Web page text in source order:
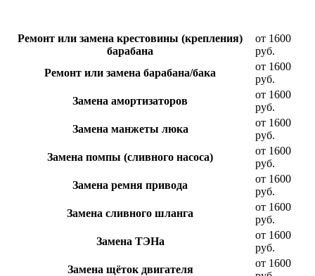
Ремонт или замена крестовины (крепления)
барабана
от 1600
руб.
Ремонт или замена барабана/бака
от 1600
руб.
Замена амортизаторов
от 1600
руб.
Замена манжеты люка
от 1600
руб.
Замена помпы (сливного насоса)
от 1600
руб.
Замена ремня привода
от 1600
руб.
Замена сливного шланга
от 1600
руб.
Замена ТЭНа
от 1600
руб.
Замена щёток двигателя
от 1600